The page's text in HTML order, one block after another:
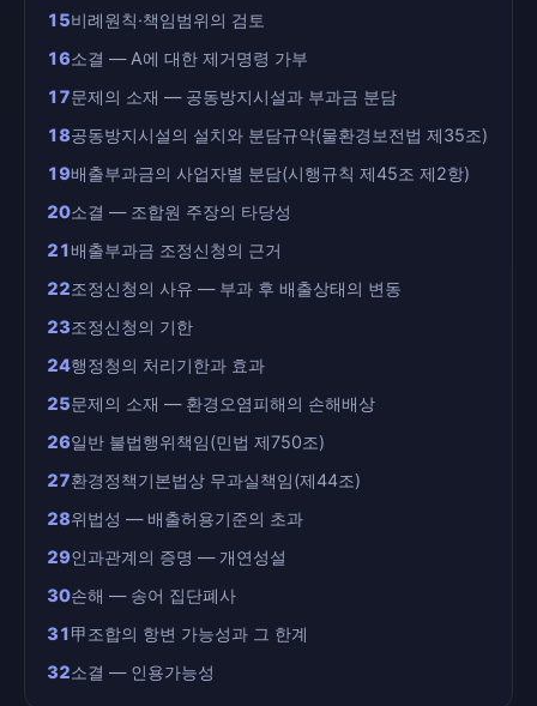
15비례원칙·책임범위의 검토
16소결 — A에 대한 제거명령 가부
17문제의 소재 — 공동방지시설과 부과금 분담
18공동방지시설의 설치와 분담규약(물환경보전법 제35조)
19배출부과금의 사업자별 분담(시행규칙 제45조 제2항)
20소결 — 조합원 주장의 타당성
21배출부과금 조정신청의 근거
22조정신청의 사유 — 부과 후 배출상태의 변동
23조정신청의 기한
24행정청의 처리기한과 효과
25문제의 소재 — 환경오염피해의 손해배상
26일반 불법행위책임(민법 제750조)
27환경정책기본법상 무과실책임(제44조)
28위법성 — 배출허용기준의 초과
29인과관계의 증명 — 개연성설
30손해 — 송어 집단폐사
31甲조합의 항변 가능성과 그 한계
32소결 — 인용가능성